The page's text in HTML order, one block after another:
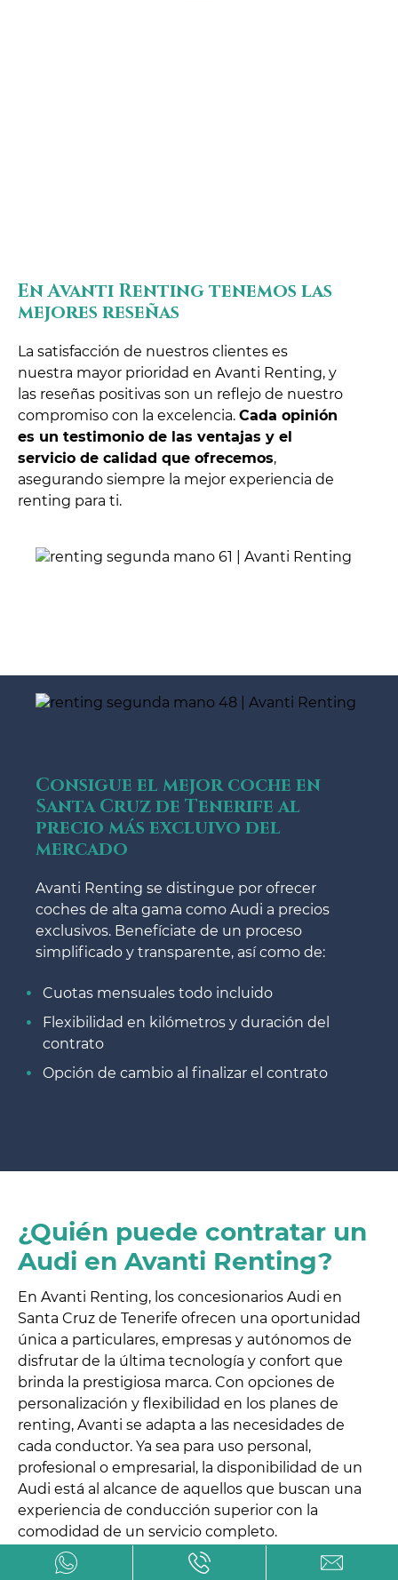
En Avanti Renting tenemos las
mejores reseñas
La satisfacción de nuestros clientes es
nuestra mayor prioridad en Avanti Renting, y
las reseñas positivas son un reflejo de nuestro
compromiso con la excelencia. Cada opinión
es un testimonio de las ventajas y el
servicio de calidad que ofrecemos,
asegurando siempre la mejor experiencia de
renting para ti.
Consigue el mejor coche en
Santa Cruz de Tenerife al
precio más excluivo del
mercado
Avanti Renting se distingue por ofrecer
coches de alta gama como Audi a precios
exclusivos. Benefíciate de un proceso
simplificado y transparente, así como de:
Cuotas mensuales todo incluido
Flexibilidad en kilómetros y duración del
contrato
Opción de cambio al finalizar el contrato
¿Quién puede contratar un
Audi en Avanti Renting?
En Avanti Renting, los concesionarios Audi en
Santa Cruz de Tenerife ofrecen una oportunidad
única a particulares, empresas y autónomos de
disfrutar de la última tecnología y confort que
brinda la prestigiosa marca. Con opciones de
personalización y flexibilidad en los planes de
renting, Avanti se adapta a las necesidades de
cada conductor. Ya sea para uso personal,
profesional o empresarial, la disponibilidad de un
Audi está al alcance de aquellos que buscan una
experiencia de conducción superior con la
comodidad de un servicio completo.